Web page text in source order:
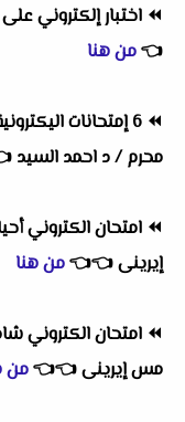
⏪ اختبار إلكتروني
👈من هنا
⏪
6 إمتحانات
محرم / د احمد السيد
⏪
إيرينى👈
👈من هنا
⏪
مس إيرينى👈
👈من